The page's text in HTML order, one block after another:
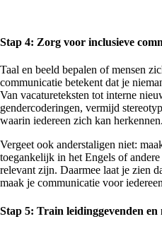
Stap 4: Zorg voor inclusieve
Taal en beeld bepalen of mensen
communicatie betekent dat je
Van vacatureteksten tot interne
gendercoderingen, vermijd
waarin iedereen zich kan herkennen.
Vergeet ook anderstaligen niet:
toegankelijk in het Engels of
relevant zijn. Daarmee laat je zien
maak je communicatie voor
Stap 5: Train leidinggevenden en